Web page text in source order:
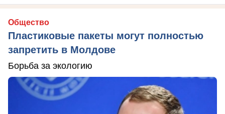
Общество
Пластиковые пакеты могут полностью
запретить в Молдове
Борьба за экологию